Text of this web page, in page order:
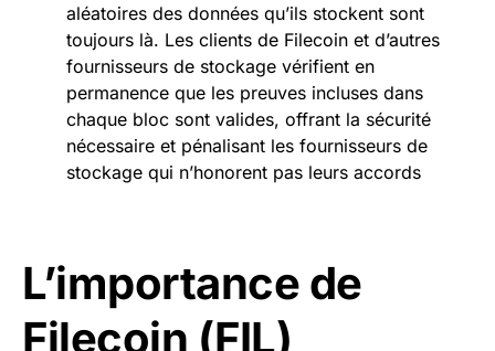
aléatoires des données qu’ils stockent sont
toujours là. Les clients de Filecoin et d’autres
fournisseurs de stockage vérifient en
permanence que les preuves incluses dans
chaque bloc sont valides, offrant la sécurité
nécessaire et pénalisant les fournisseurs de
stockage qui n’honorent pas leurs accords
L’importance de
Filecoin (FIL)